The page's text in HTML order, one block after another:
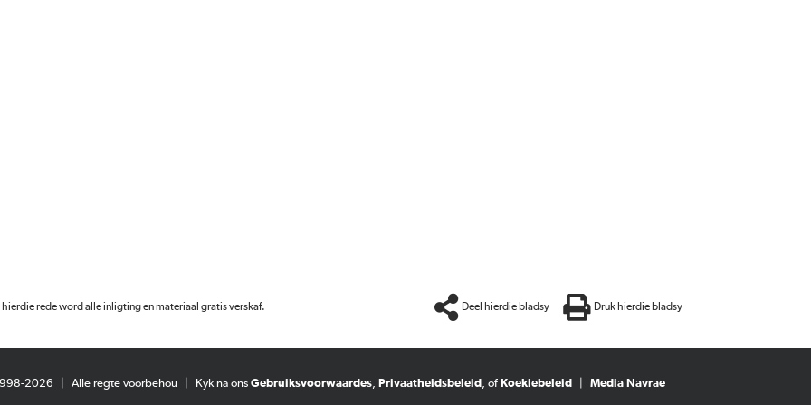
rede word alle inligting en materiaal gratis verskaf. Deel hierdie bladsy Druk hierdie bladsy
2026 Alle regte voorbehou Kyk na ons Gebruiksvoorwaardes, Privaatheidsbeleid , of Koekiebeleid Media Navrae